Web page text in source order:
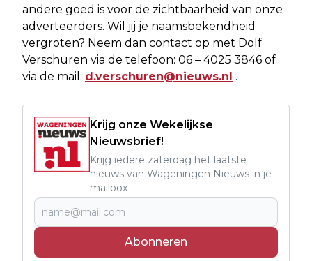
andere goed is voor de zichtbaarheid van onze
adverteerders. Wil jij je naamsbekendheid
vergroten? Neem dan contact op met Dolf
Verschuren via de telefoon: 06 – 4025 3846 of
via de mail: d.verschuren@nieuws.nl .
Krijg onze Wekelijkse
Nieuwsbrief!
Krijg iedere zaterdag het laatste
nieuws van Wageningen Nieuws in je
mailbox
Abonneren